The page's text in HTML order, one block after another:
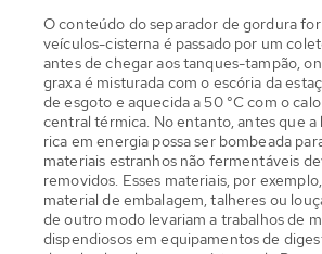
O conteúdo do separador de gordura
veículos-cisterna é passado por um
antes de chegar aos tanques-tampão,
graxa é misturada com o escória da
de esgoto e aquecida a 50 °C com o
central térmica. No entanto, antes que a
rica em energia possa ser bombeada
materiais estranhos não fermentáveis
removidos. Esses materiais, por
material de embalagem, talheres ou
de outro modo levariam a trabalhos de
dispendiosos em equipamentos de